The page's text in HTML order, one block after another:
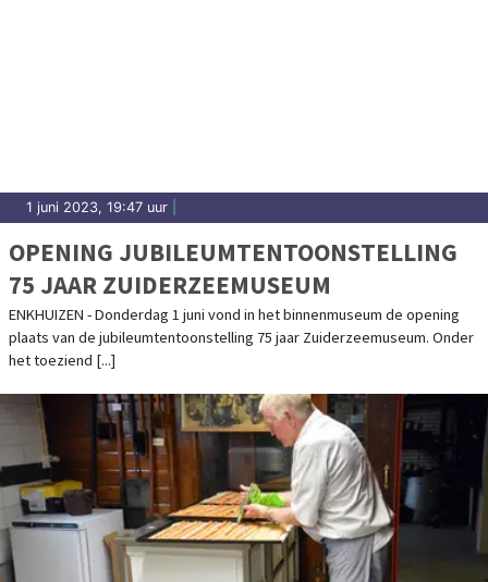
1 juni 2023, 19:47 uur
OPENING JUBILEUMTENTOONSTELLING
75 JAAR ZUIDERZEEMUSEUM
ENKHUIZEN - Donderdag 1 juni vond in het binnenmuseum de opening
plaats van de jubileumtentoonstelling 75 jaar Zuiderzeemuseum. Onder
het toeziend [...]